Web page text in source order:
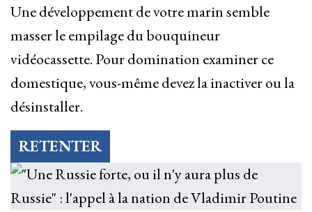
Une développement de votre marin semble
masser le empilage du bouquineur
vidéocassette. Pour domination examiner ce
domestique, vous-même devez la inactiver ou la
désinstaller.
RETENTER